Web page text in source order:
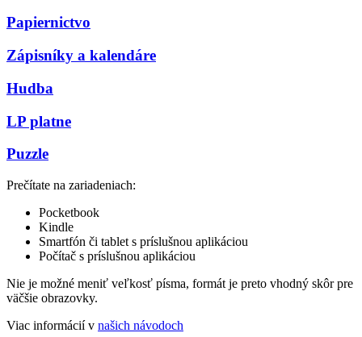
Papiernictvo
Zápisníky a kalendáre
Hudba
LP platne
Puzzle
Prečítate na zariadeniach:
Pocketbook
Kindle
Smartfón či tablet s príslušnou aplikáciou
Počítač s príslušnou aplikáciou
Nie je možné meniť veľkosť písma, formát je preto vhodný skôr pre
väčšie obrazovky.
Viac informácií v našich návodoch